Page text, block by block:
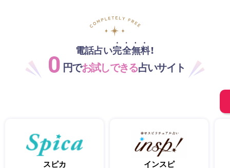
電話占い完全無料！
0 円でお試しできる占いサイト
スピカ インスピ